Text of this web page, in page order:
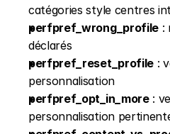
catégories style centres
perfpref_wrong_profile :
déclarés
perfpref_reset_profile :
personnalisation
perfpref_opt_in_more :
personnalisation